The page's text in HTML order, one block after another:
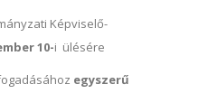
Képviselő-
10-i ülésére
egyszerű